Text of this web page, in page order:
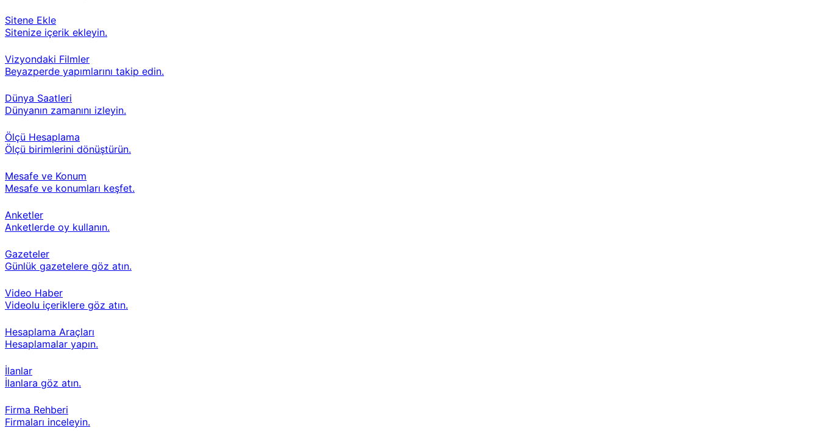
Sitene Ekle
Sitenize içerik ekleyin.
Vizyondaki Filmler
Beyazperde yapımlarını takip edin.
Dünya Saatleri
Dünyanın zamanını izleyin.
Ölçü Hesaplama
Ölçü birimlerini dönüştürün.
Mesafe ve Konum
Mesafe ve konumları keşfet.
Anketler
Anketlerde oy kullanın.
Gazeteler
Günlük gazetelere göz atın.
Video Haber
Videolu içeriklere göz atın.
Hesaplama Araçları
Hesaplamalar yapın.
İlanlar
İlanlara göz atın.
Firma Rehberi
Firmaları inceleyin.